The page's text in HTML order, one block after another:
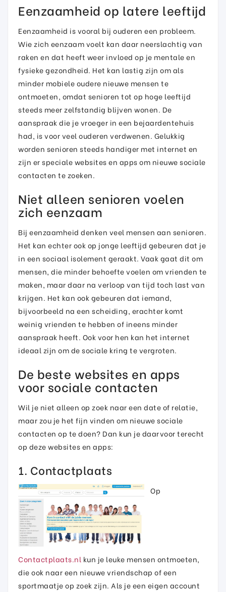
Eenzaamheid op latere leeftijd
Eenzaamheid is vooral bij ouderen een probleem.
Wie zich eenzaam voelt kan daar neerslachtig van
raken en dat heeft weer invloed op je mentale en
fysieke gezondheid. Het kan lastig zijn om als
minder mobiele oudere nieuwe mensen te
ontmoeten, omdat senioren tot op hoge leeftijd
steeds meer zelfstandig blijven wonen. De
aanspraak die je vroeger in een bejaardentehuis
had, is voor veel ouderen verdwenen. Gelukkig
worden senioren steeds handiger met internet en
zijn er speciale websites en apps om nieuwe sociale
contacten te zoeken.
Niet alleen senioren voelen
zich eenzaam
Bij eenzaamheid denken veel mensen aan senioren.
Het kan echter ook op jonge leeftijd gebeuren dat je
in een sociaal isolement geraakt. Vaak gaat dit om
mensen, die minder behoefte voelen om vrienden te
maken, maar daar na verloop van tijd toch last van
krijgen. Het kan ook gebeuren dat iemand,
bijvoorbeeld na een scheiding, erachter komt
weinig vrienden te hebben of ineens minder
aanspraak heeft. Ook voor hen kan het internet
ideaal zijn om de sociale kring te vergroten.
De beste websites en apps
voor sociale contacten
Wil je niet alleen op zoek naar een date of relatie,
maar zou je het fijn vinden om nieuwe sociale
contacten op te doen? Dan kun je daarvoor terecht
op deze websites en apps:
1. Contactplaats
Op
Contactplaats.nl kun je leuke mensen ontmoeten,
die ook naar een nieuwe vriendschap of een
sportmaatje op zoek zijn. Als je een eigen account